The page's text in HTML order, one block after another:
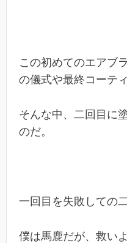
この初めてのエアブ
の儀式や最終コーテ
そんな中、二回目に
のだ。
一回目を失敗しての
僕は馬鹿だが、救い